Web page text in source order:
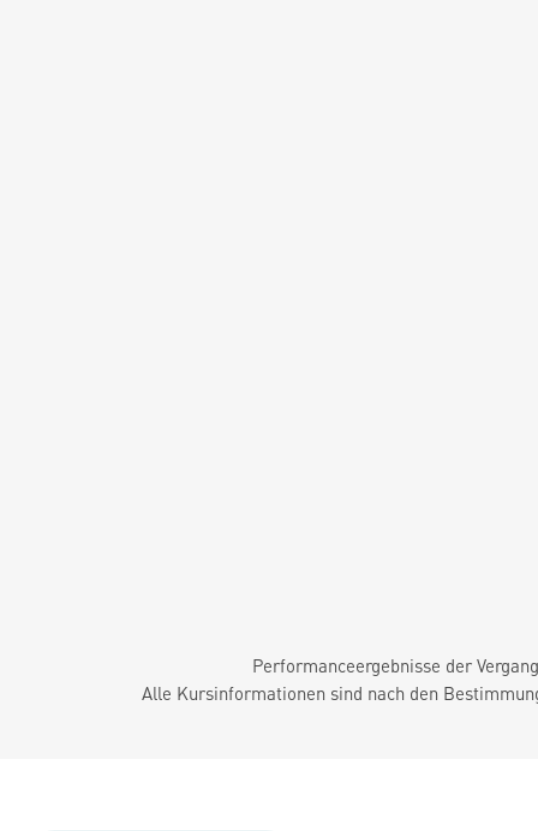
Performanceergebnisse der
Alle Kursinformationen sind nach den